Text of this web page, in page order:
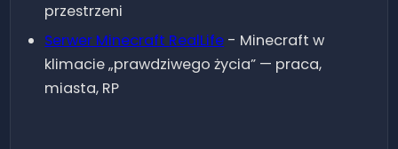
przestrzeni
Serwer Minecraft RealLife - Minecraft w
klimacie „prawdziwego życia” — praca,
miasta, RP